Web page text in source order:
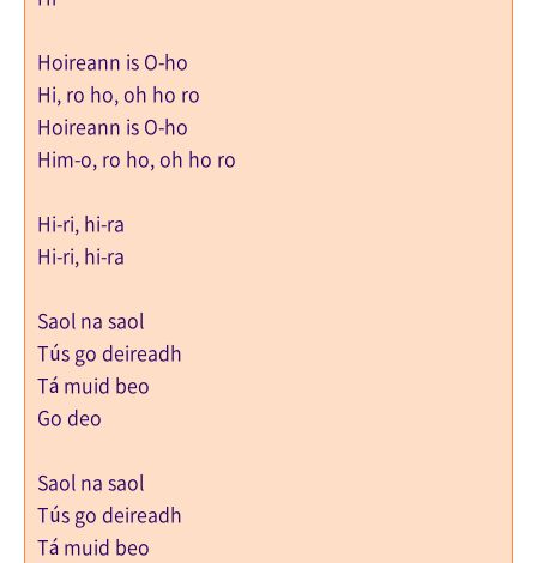
Hoireann is O-ho
Hi, ro ho, oh ho ro
Hoireann is O-ho
Him-o, ro ho, oh ho ro
Hi-ri, hi-ra
Hi-ri, hi-ra
Saol na saol
Tús go deireadh
Tá muid beo
Go deo
Saol na saol
Tús go deireadh
Tá muid beo